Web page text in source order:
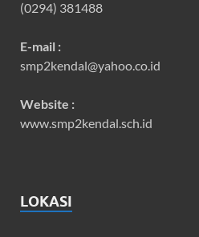
(0294) 381488
E-mail :
smp2kendal@yahoo.co.id
Website :
www.smp2kendal.sch.id
LOKASI